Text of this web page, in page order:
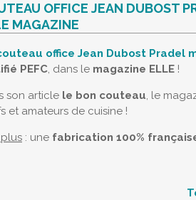
OFFICE JEAN DUBOST
MAGAZINE
office Jean Dubost Pradel
PEFC, dans le magazine ELLE !
son article le bon couteau, le
et amateurs de cuisine !
: une fabrication 100%